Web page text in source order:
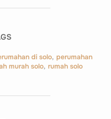
di solo, perumahan
murah solo, rumah solo